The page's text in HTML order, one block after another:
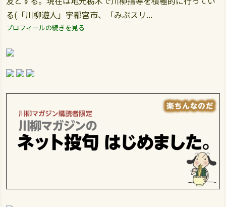
る(「川柳遊人」宇都宮市、「みぶスリ...
プロフィールの続きを見る